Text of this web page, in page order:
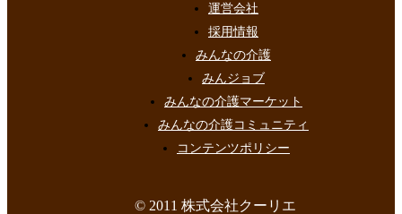
運営会社
採用情報
みんなの介護
みんジョブ
みんなの介護マーケット
みんなの介護コミュニティ
コンテンツポリシー
© 2011 株式会社クーリエ